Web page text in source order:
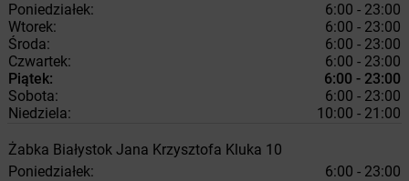
Poniedziałek:
6:00 - 23:00
Wtorek:
6:00 - 23:00
Środa:
6:00 - 23:00
Czwartek:
6:00 - 23:00
Piątek:
6:00 - 23:00
Sobota:
6:00 - 23:00
Niedziela:
10:00 - 21:00
Żabka Białystok Jana Krzysztofa Kluka 10
Poniedziałek:
6:00 - 23:00